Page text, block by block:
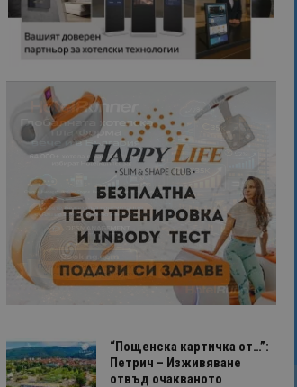
“Пощенска картичка от…”:
Петрич – Изживяване
отвъд очакваното